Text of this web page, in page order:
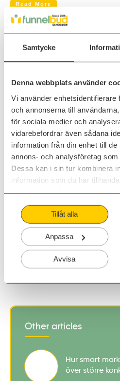
Samtycke
Denna webbplats använder
Vi använder enhetsidentifierare
och annonserna till
för sociala medier och
vidarebefordrar även sådana
information från din enhet till
annons- och analysföretag som
Dessa kan i sin tur kombinera
information som du har
Tillåt alla
Anpassa
Avvisa
Read More
Hur smart
över större
Smart marknadsföring är att först
prata om deras symptom och
sina symptom ur en helt ny vinkel,
Read More
Other articles
Hur smart
över större